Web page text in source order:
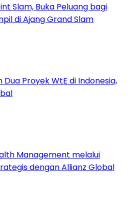
Slam, Buka Peluang bagi
di Ajang Grand Slam
Dua Proyek WtE di Indonesia,
Management melalui
dengan Allianz Global